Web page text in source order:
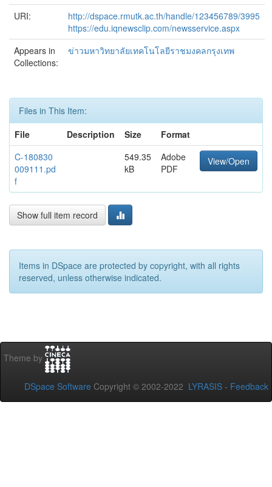
URI:
http://dspace.rmutk.ac.th/handle/123456789/3995
https://edu.iqnewsclip.com/newsservice.aspx
Appears in
Collections:
ข่าวมหาวิทยาลัยเทคโนโลยีราชมงคลกรุงเทพ
Files in This Item:
File
Description Size
Format
C-180830
009111.pd
f
549.35
kB
Adobe
PDF
View/Open
Show full item record
Items in DSpace are protected by copyright, with all rights
reserved, unless otherwise indicated.
Theme by
DSpace Software Copyright © 2002-2022 LYRASIS - Feedback